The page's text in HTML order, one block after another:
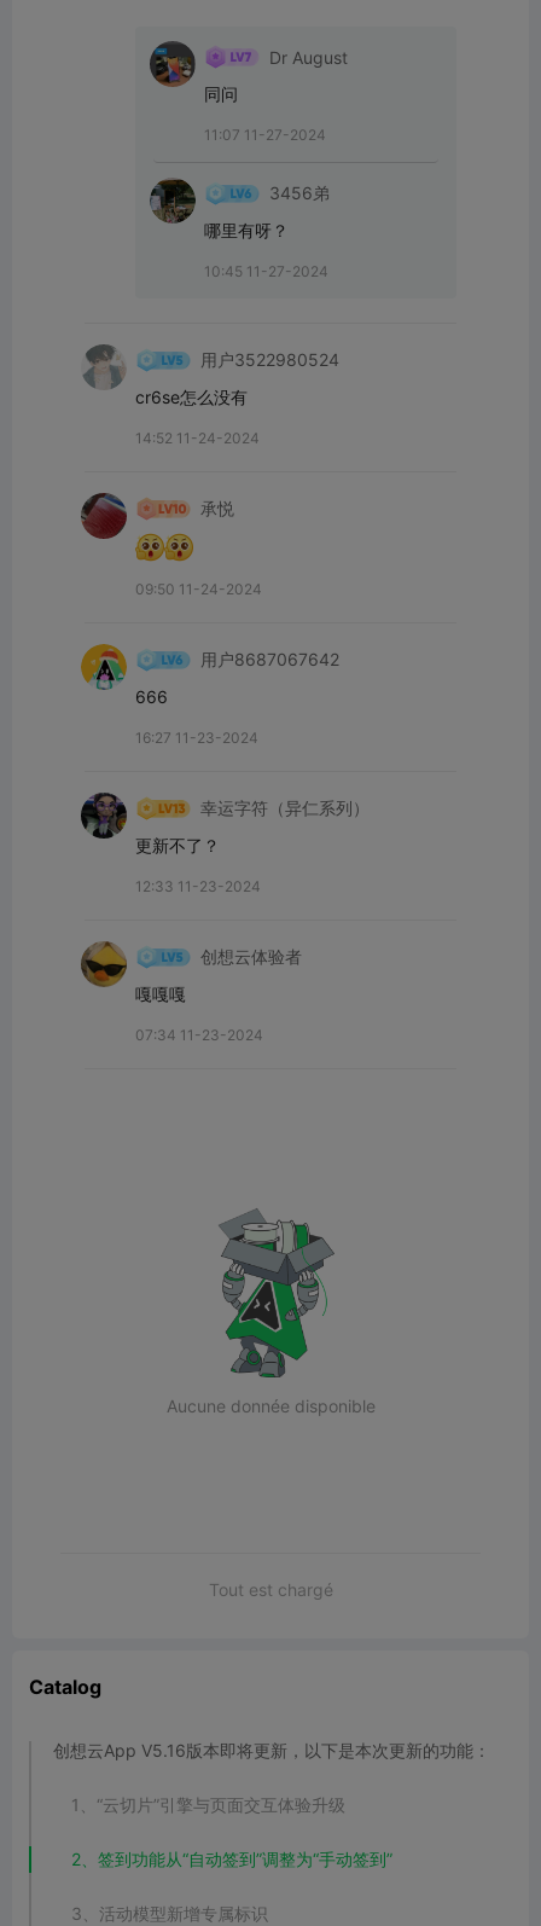
Dr August
同问
11:07 11-27-2024
3456弟
哪里有呀？
10:45 11-27-2024
用户3522980524
cr6se怎么没有
14:52 11-24-2024
承悦
09:50 11-24-2024
用户8687067642
666
16:27 11-23-2024
幸运字符（异仁系列）
更新不了？
12:33 11-23-2024
创想云体验者
嘎嘎嘎
07:34 11-23-2024
Aucune donnée disponible
Tout est chargé
Catalog
创想云App V5.16版本即将更新，以下是本次更新的功能：
1、“云切片”引擎与页面交互体验升级
2、签到功能从“自动签到”调整为“手动签到”
3、活动模型新增专属标识